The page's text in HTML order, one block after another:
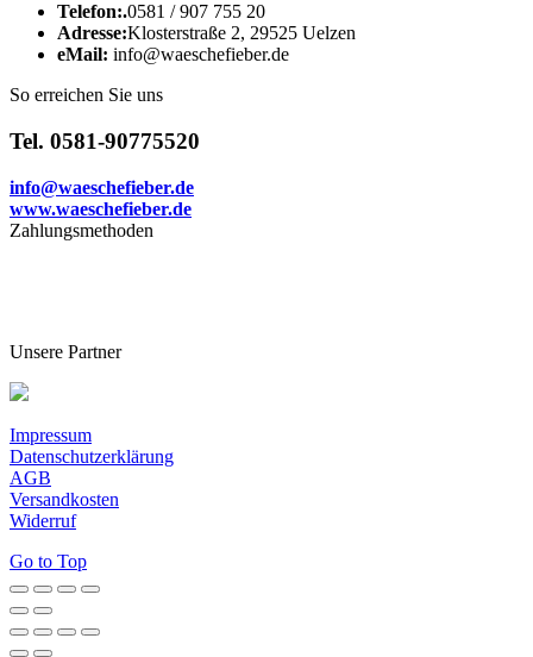
Telefon:.0581 / 907 755 20
Adresse:Klosterstraße 2, 29525 Uelzen
eMail: info@waeschefieber.de
So erreichen Sie uns
Tel. 0581-90775520
info@waeschefieber.de
www.waeschefieber.de
Zahlungsmethoden
Unsere Partner
Impressum
Datenschutzerklärung
AGB
Versandkosten
Widerruf
Go to Top